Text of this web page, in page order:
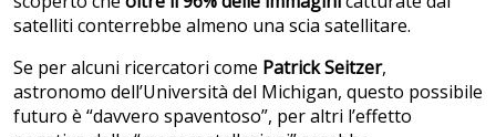
satelliti conterrebbe almeno una scia satellitare.
Se per alcuni ricercatori come Patrick Seitzer,
astronomo dell’Università del Michigan, questo possibile
futuro è “davvero spaventoso”, per altri l’effetto